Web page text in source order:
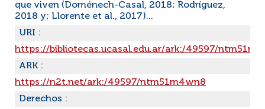
que viven (Doménech-Casal, 2018; Rodríguez,
2018 y; Llorente et al., 2017)...
URI :
https://bibliotecas.ucasal.edu.ar/ark:/49597/
ARK :
https://n2t.net/ark:/49597/ntm51m4wn8
Derechos :